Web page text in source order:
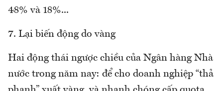
48% và 18%...
7. Lại biến động do vàng
Hai động thái ngược chiều của Ngân hàng Nhà
nước trong năm nay: để cho doanh nghiệp “thả